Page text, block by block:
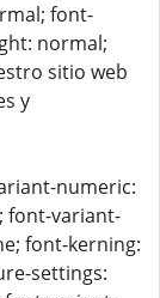
font-
normal;
sitio web
y
numeric:
font-variant-
font-kerning:
settings: